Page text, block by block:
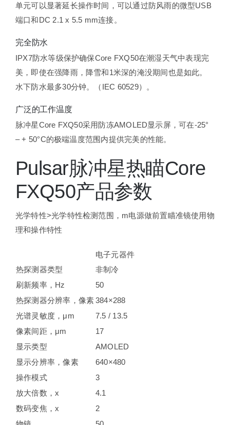
单元可以显著延长操作时间，可以通过防风雨的微型USB
端口和DC 2.1 x 5.5 mm连接。
完全防水
IPX7防水等级保护确保Core FXQ50在潮湿天气中表现完
美，即使在强降雨，降雪和1米深的淹没期间也是如此。
水下防水最多30分钟。（IEC 60529）。
广泛的工作温度
脉冲星Core FXQ50采用防冻AMOLED显示屏，可在-25°
– + 50°C的极端温度范围内提供完美的性能。
Pulsar脉冲星热瞄Core
FXQ50产品参数
光学特性>光学特性检测范围，m电源做前置瞄准镜使用物
理和操作特性
电子元器件
热探测器类型
非制冷
刷新频率，Hz
50
热探测器分辨率，像素384×288
光谱灵敏度，μm
7.5 / 13.5
像素间距，μm
17
显示类型
AMOLED
显示分辨率，像素
640×480
操作模式
3
放大倍数，х
4.1
数码变焦，x
2